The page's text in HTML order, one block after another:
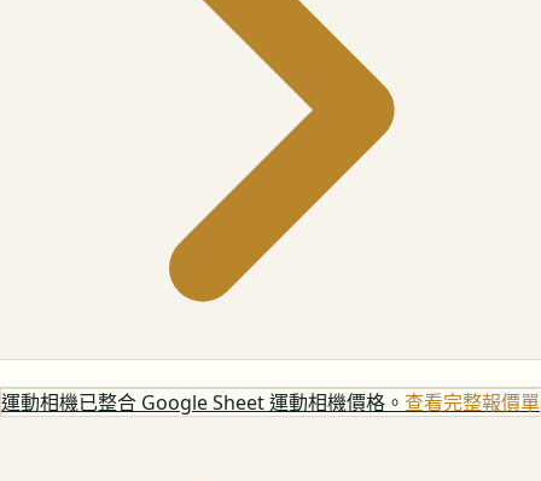
運動相機已整合 Google Sheet 運動相機價格。 查看完整報價單